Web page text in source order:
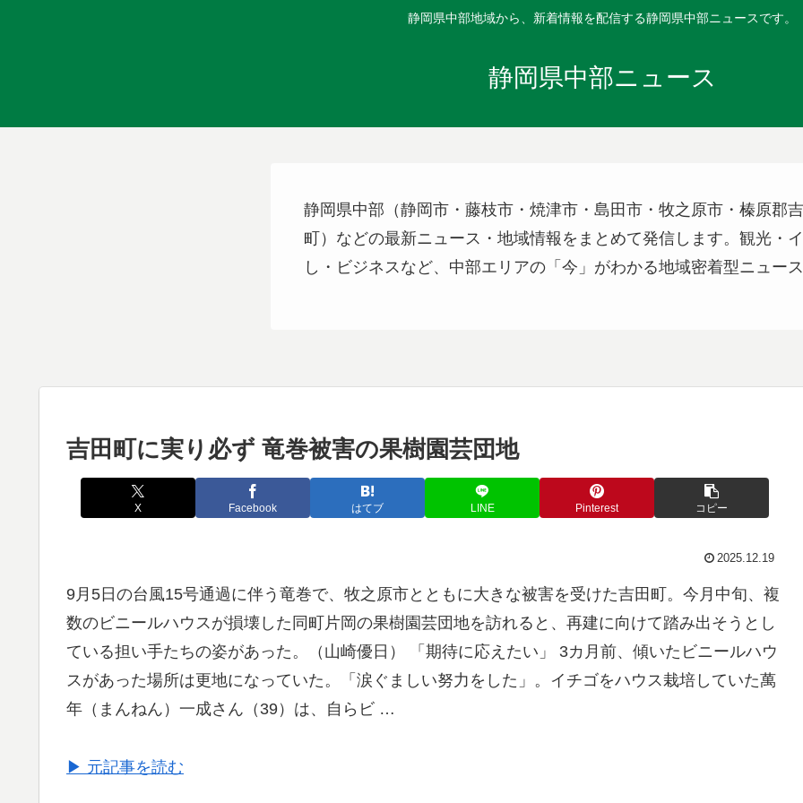
静岡県中部地域から、新着情報を配信する静岡県中部ニュースです。
静岡県中部ニュース
静岡県中部（静岡市・藤枝市・焼津市・島田市・牧之原市・榛原郡
町）などの最新ニュース・地域情報をまとめて発信します。観光・
し・ビジネスなど、中部エリアの「今」がわかる地域密着型ニュー
吉田町に実り必ず 竜巻被害の果樹園芸団地
X Facebook はてブ LINE Pinterest コピー
2025.12.19
9月5日の台風15号通過に伴う竜巻で、牧之原市とともに大きな被害を受けた吉田町。今月中旬、複
数のビニールハウスが損壊した同町片岡の果樹園芸団地を訪れると、再建に向けて踏み出そうとし
ている担い手たちの姿があった。（山崎優日） 「期待に応えたい」 3カ月前、傾いたビニールハウ
スがあった場所は更地になっていた。「涙ぐましい努力をした」。イチゴをハウス栽培していた萬
年（まんねん）一成さん（39）は、自らビ …
▶ 元記事を読む